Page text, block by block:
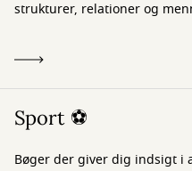
strukturer, relationer og
Sport ⚽
Bøger der giver dig indsigt